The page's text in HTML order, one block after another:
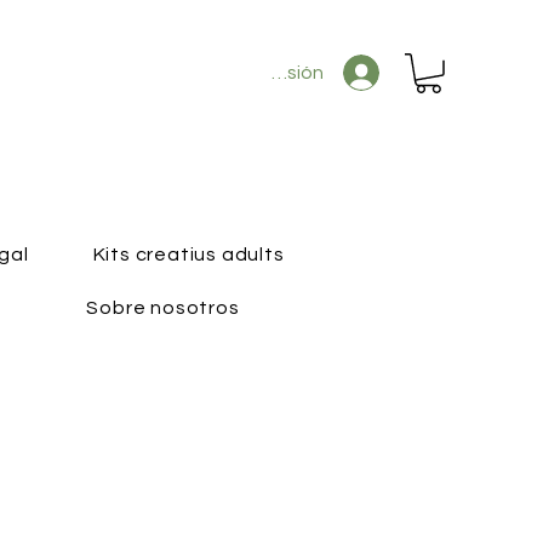
Iniciar sesión
Kits creatius adults
Sobre nosotros